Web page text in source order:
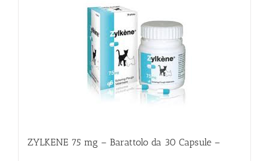
ZYLKENE 75 mg – Barattolo da 30 Capsule –